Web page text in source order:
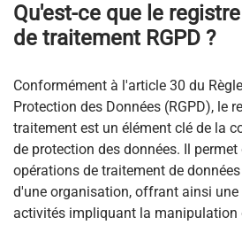
Qu'est-ce que le
de traitement RGPD ?
Conformément à l'article 30 du
Protection des Données (RGPD), le
traitement est un élément clé de la
de protection des données. Il
opérations de traitement de
d'une organisation, offrant ainsi une
activités impliquant la manipulation